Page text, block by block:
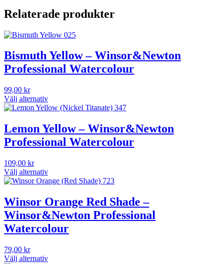
Relaterade produkter
Bismuth Yellow – Winsor&Newton
Professional Watercolour
99,00 kr
Välj alternativ
Den
produkten
har
flera
De
olika
alternativen
kan
väljas
på
produktsidan
Lemon Yellow – Winsor&Newton
Professional Watercolour
109,00 kr
Välj alternativ
Den
produkten
har
flera
varianter.
De
alternativen
kan
Winsor Orange Red Shade –
Winsor&Newton Professional
Watercolour
79,00 kr
Välj alternativ